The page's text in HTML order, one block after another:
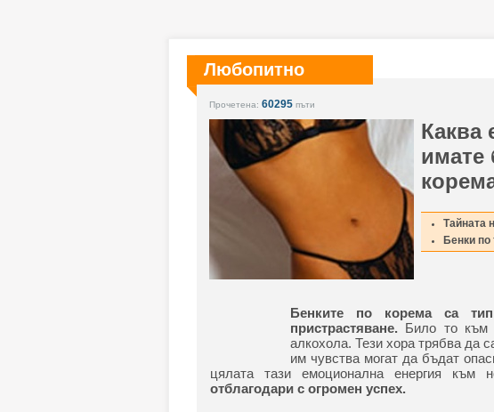
Любопитно
Прочетена: 60295пъти
Каква
имате
Тайната
Бенки по
Бенките по корема са
пристрастяване.Било то към
алкохола. Тези хора трябва да
им чувства могат да бъдат
цялата тази емоционална енергия към
отблагодари с огромен успех.